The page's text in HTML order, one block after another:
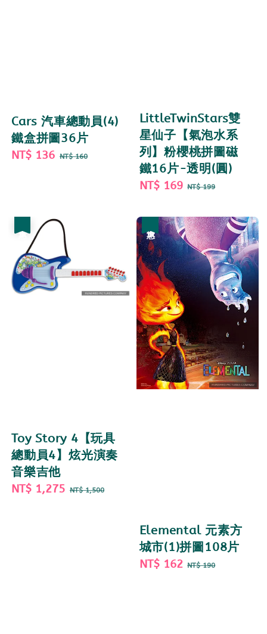
Cars 汽車總動員(4)
鐵盒拼圖36片
Sale
NT$ 136 Regular
NT$ 160
LittleTwinStars雙
星仙子【氣泡水系
列】粉櫻桃拼圖磁
鐵16片-透明(圓)
Sale
NT$ 169 Regular
NT$ 199
Toy Story 4【玩具
總動員4】炫光演奏
音樂吉他
Sale
NT$ 1,275 Regular
NT$ 1,500
Elemental 元素方
城市(1)拼圖108片
Sale
NT$ 162 Regular
NT$ 190